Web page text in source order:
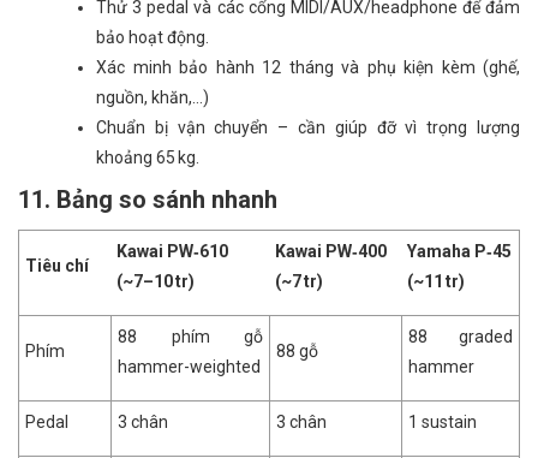
Thử 3 pedal và các cổng MIDI/AUX/headphone để đảm
bảo hoạt động.
Xác minh bảo hành 12 tháng và phụ kiện kèm (ghế,
nguồn, khăn,…)
Chuẩn bị vận chuyển – cần giúp đỡ vì trọng lượng
khoảng 65 kg.
11. Bảng so sánh nhanh
Tiêu chí
Kawai PW‑610
(~7–10 tr)
Kawai PW‑400
(~7 tr)
Yamaha P‑45
(~11 tr)
Phím
88 phím gỗ
hammer-weighted
88 gỗ
88 graded
hammer
Pedal 3 chân 3 chân 1 sustain